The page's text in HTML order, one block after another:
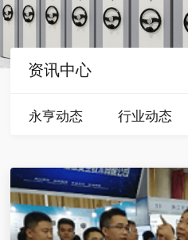
资讯中心
永亨动态 行业动态